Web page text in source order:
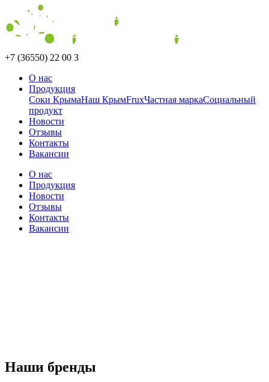
+7 (36550) 22 00 3
О нас
Продукция
Соки КрымаНаш КрымFruxЧастная маркаСоциальный
продукт
Новости
Отзывы
Контакты
Вакансии
О нас
Продукция
Новости
Отзывы
Контакты
Вакансии
Наши бренды